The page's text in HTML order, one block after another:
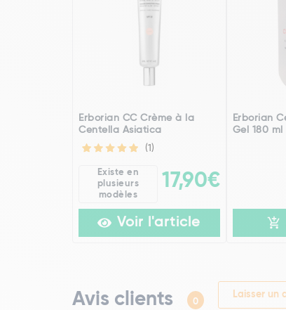
Erborian CC Crème à la
Centella Asiatica
(1)
Existe en
plusieurs
modèles
17,90€
Voir l'article
Erborian
Gel 180 ml
Avis clients 0
Laisser un